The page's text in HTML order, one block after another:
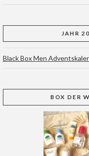
JAHR
Black Box Men
BOX DER